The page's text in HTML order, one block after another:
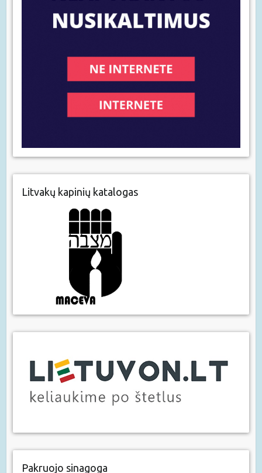
Litvakų kapinių katalogas
Pakruojo sinagoga